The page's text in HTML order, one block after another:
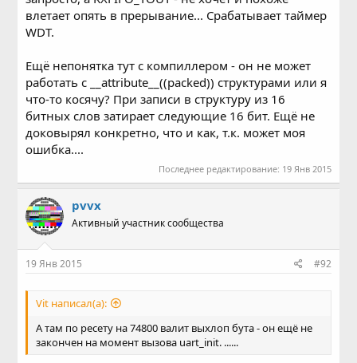
влетает опять в прерывание... Срабатывает таймер
WDT.
Ещё непонятка тут с компиллером - он не может
работать с __attribute__((packed)) структурами или я
что-то косячу? При записи в структуру из 16
битных слов затирает следующие 16 бит. Ещё не
доковырял конкретно, что и как, т.к. может моя
ошибка....
Последнее редактирование: 19 Янв 2015
pvvx
Активный участник сообщества
19 Янв 2015 #92
Vit написал(а):
А там по ресету на 74800 валит выхлоп бута - он ещё не
закончен на момент вызова uart_init. ......